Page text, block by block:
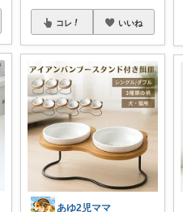
コレ いいね
あゆ2児ママ